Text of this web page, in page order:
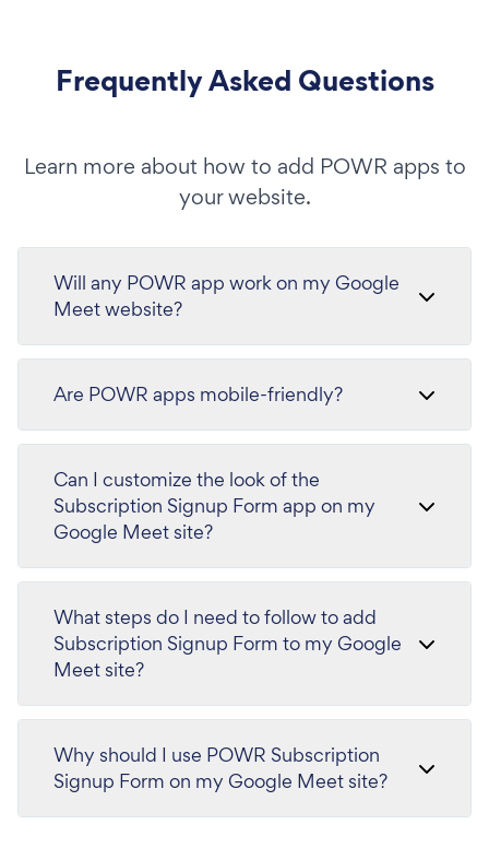
Frequently Asked Questions
Learn more about how to add POWR apps to
your website.
Will any POWR app work on my Google
Meet website?
Are POWR apps mobile-friendly?
Can I customize the look of the
Subscription Signup Form app on my
Google Meet site?
What steps do I need to follow to add
Subscription Signup Form to my Google
Meet site?
Why should I use POWR Subscription
Signup Form on my Google Meet site?